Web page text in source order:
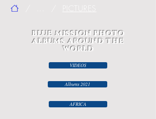
PICTURES
blue mission photo
albums around the
world
VIDEOS
Albums 2021
AFRICA